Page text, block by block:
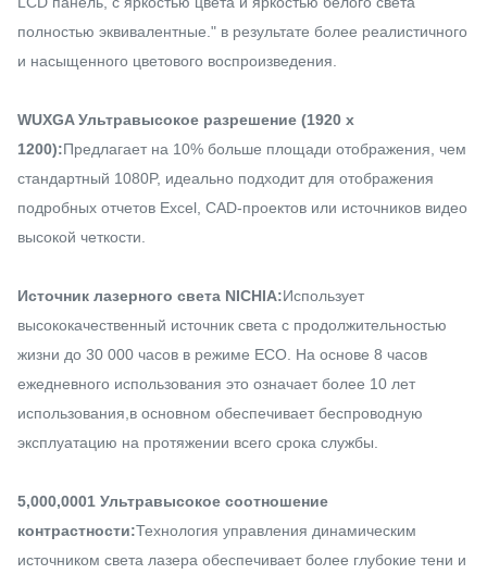
полностью эквивалентные." в результате более реалистичного
и насыщенного цветового воспроизведения.
WUXGA Ультравысокое разрешение (1920 x
1200):Предлагает на 10% больше площади отображения, чем
стандартный 1080P, идеально подходит для отображения
подробных отчетов Excel, CAD-проектов или источников видео
высокой четкости.
Источник лазерного света NICHIA:Использует
высококачественный источник света с продолжительностью
жизни до 30 000 часов в режиме ECO. На основе 8 часов
ежедневного использования это означает более 10 лет
использования,в основном обеспечивает беспроводную
эксплуатацию на протяжении всего срока службы.
5,000,0001 Ультравысокое соотношение
контрастности:Технология управления динамическим
источником света лазера обеспечивает более глубокие тени и